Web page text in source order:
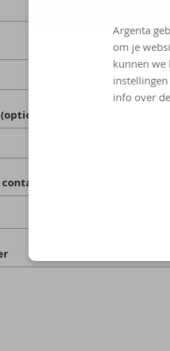
Argenta
om je
kunnen we
info over
met jou opnemen?